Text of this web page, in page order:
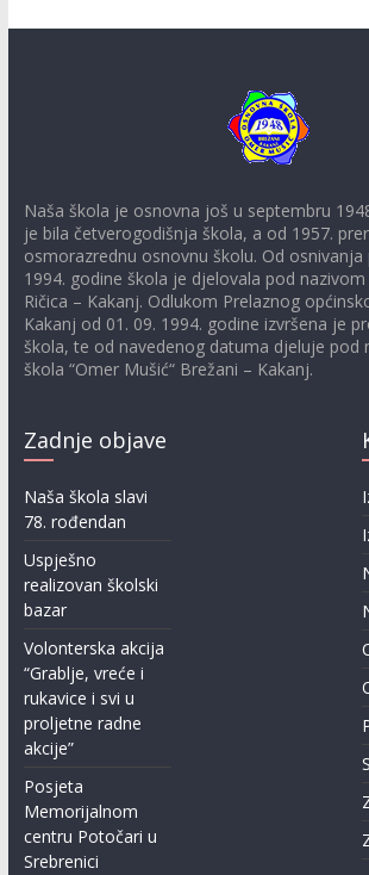
Naša škola je osnovna još u septembru
je bila četverogodišnja škola, a od 1957.
osmorazrednu osnovnu školu. Od osnivanja
1994. godine škola je djelovala pod nazivom
Ričica – Kakanj. Odlukom Prelaznog
Kakanj od 01. 09. 1994. godine izvršena je
škola, te od navedenog datuma djeluje pod
škola “Omer Mušić“ Brežani – Kakanj.
Zadnje objave
Naša škola slavi
78. rođendan
Uspješno
realizovan školski
bazar
Volonterska akcija
“Grablje, vreće i
rukavice i svi u
proljetne radne
akcije”
Posjeta
Memorijalnom
centru Potočari u
Srebrenici